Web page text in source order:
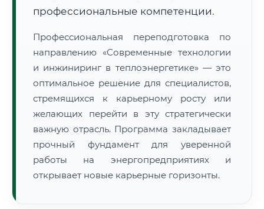
профессиональные компетенции.
Профессиональная переподготовка по
направлению «Современные технологии
и инжиниринг в теплоэнергетике» — это
оптимальное решение для специалистов,
стремящихся к карьерному росту или
желающих перейти в эту стратегически
важную отрасль. Программа закладывает
прочный фундамент для уверенной
работы на энергопредприятиях и
открывает новые карьерные горизонты.